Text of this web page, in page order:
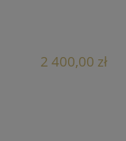
2 400,00 zł